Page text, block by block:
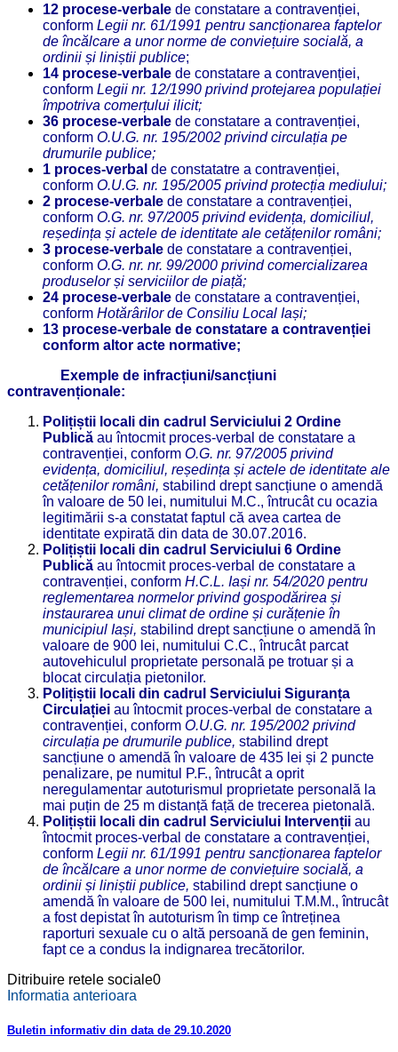
12 procese-verbale de constatare a contravenției,
conform Legii nr. 61/1991 pentru sancționarea faptelor
de încălcare a unor norme de conviețuire socială, a
ordinii și liniștii publice;
14 procese-verbale de constatare a contravenției,
conform Legii nr. 12/1990 privind protejarea populației
împotriva comerțului ilicit;
36 procese-verbale de constatare a contravenției,
conform O.U.G. nr. 195/2002 privind circulația pe
drumurile publice;
1 proces-verbal de constatatre a contravenției,
conform O.U.G. nr. 195/2005 privind protecția mediului;
2 procese-verbale de constatare a contravenției,
conform O.G. nr. 97/2005 privind evidența, domiciliul,
reședința și actele de identitate ale cetățenilor români;
3 procese-verbale de constatare a contravenției,
conform O.G. nr. nr. 99/2000 privind comercializarea
produselor și serviciilor de piață;
24 procese-verbale de constatare a contravenției,
conform Hotărârilor de Consiliu Local Iași;
13 procese-verbale de constatare a contravenției
conform altor acte normative;
Exemple de infracțiuni/sancțiuni
contravenționale:
Polițiștii locali din cadrul Serviciului 2 Ordine
Publică au întocmit proces-verbal de constatare a
contravenției, conform O.G. nr. 97/2005 privind
evidența, domiciliul, reședința și actele de identitate ale
cetățenilor români, stabilind drept sancțiune o amendă
în valoare de 50 lei, numitului M.C., întrucât cu ocazia
legitimării s-a constatat faptul că avea cartea de
identitate expirată din data de 30.07.2016.
Polițiștii locali din cadrul Serviciului 6 Ordine
Publică au întocmit proces-verbal de constatare a
contravenției, conform H.C.L. Iași nr. 54/2020 pentru
reglementarea normelor privind gospodărirea și
instaurarea unui climat de ordine și curățenie în
municipiul Iași, stabilind drept sancțiune o amendă în
valoare de 900 lei, numitului C.C., întrucât parcat
autovehiculul proprietate personală pe trotuar și a
blocat circulația pietonilor.
Polițiștii locali din cadrul Serviciului Siguranța
Circulației au întocmit proces-verbal de constatare a
contravenției, conform O.U.G. nr. 195/2002 privind
circulația pe drumurile publice, stabilind drept
sancțiune o amendă în valoare de 435 lei și 2 puncte
penalizare, pe numitul P.F., întrucât a oprit
neregulamentar autoturismul proprietate personală la
mai puțin de 25 m distanță față de trecerea pietonală.
Polițiștii locali din cadrul Serviciului Intervenții au
întocmit proces-verbal de constatare a contravenției,
conform Legii nr. 61/1991 pentru sancționarea faptelor
de încălcare a unor norme de conviețuire socială, a
ordinii și liniștii publice, stabilind drept sancțiune o
amendă în valoare de 500 lei, numitului T.M.M., întrucât
a fost depistat în autoturism în timp ce întreținea
raporturi sexuale cu o altă persoană de gen feminin,
fapt ce a condus la indignarea trecătorilor.
Ditribuire retele sociale0
Informatia anterioara
Buletin informativ din data de 29.10.2020